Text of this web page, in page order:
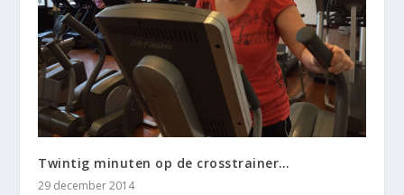
Twintig minuten op de crosstrainer…
29 december 2014